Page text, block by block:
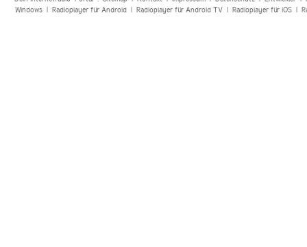
Windows| Radioplayer für Android| Radioplayer für Android TV| Radioplayer für iOS|